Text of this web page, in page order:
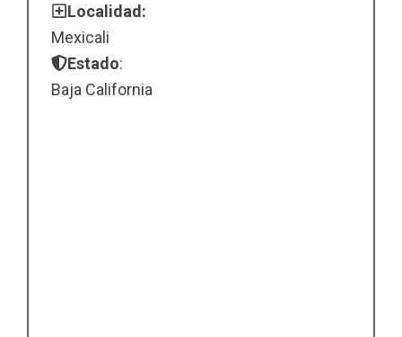
Localidad:
Mexicali
Estado:
Baja California